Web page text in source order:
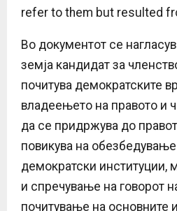
refer to them but resulted
Во документот се
земја кандидат за
почитува демократските
владеењето на правото и
да се придржува до
повикува на
демократски институции,
и спречување на говорот
почитување на основните